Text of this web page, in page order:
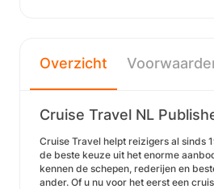
Overzicht
Cruise Travel NL
Cruise Travel helpt reizigers al sinds
de beste keuze uit het enorme
kennen de schepen, rederijen en
ander. Of u nu voor het eerst een